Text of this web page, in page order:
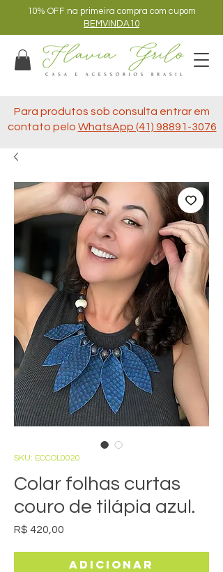
10% OFF na primeira compra com cupom
BEMVINDA10
Para produtos sob consulta entrar em
contato pelo WhatsApp (41) 98891-3076
SKU: ECCOL0020
Colar folhas curtas
couro de tilápia azul.
R$ 420,00
Adicionar